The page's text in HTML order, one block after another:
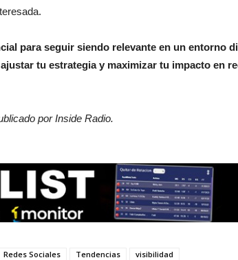
para seguir siendo relevante en un entorno
tu estrategia y maximizar tu impacto en
por Inside Radio.
Redes Sociales Tendencias visibilidad